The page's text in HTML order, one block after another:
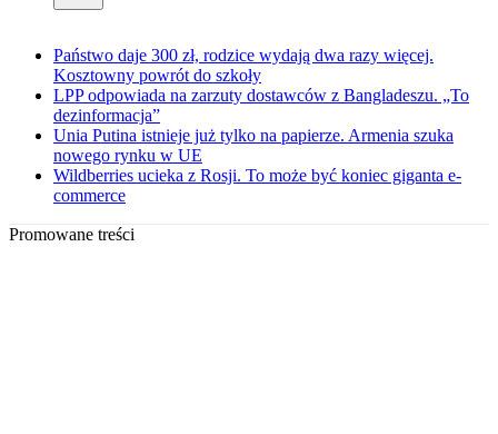
Państwo daje 300 zł, rodzice wydają dwa razy więcej.
Kosztowny powrót do szkoły
LPP odpowiada na zarzuty dostawców z Bangladeszu. „To
dezinformacja”
Unia Putina istnieje już tylko na papierze. Armenia szuka
nowego rynku w UE
Wildberries ucieka z Rosji. To może być koniec giganta e-
commerce
Promowane treści